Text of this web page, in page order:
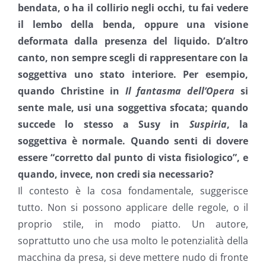
bendata, o ha il collirio negli occhi, tu fai vedere
il lembo della benda, oppure una visione
deformata dalla presenza del liquido. D’altro
canto, non sempre scegli di rappresentare con la
soggettiva uno stato interiore. Per esempio,
quando Christine in Il fantasma dell’Opera si
sente male, usi una soggettiva sfocata; quando
succede lo stesso a Susy in Suspiria, la
soggettiva è normale. Quando senti di dovere
essere “corretto dal punto di vista fisiologico”, e
quando, invece, non credi sia necessario?
Il contesto è la cosa fondamentale, suggerisce
tutto. Non si possono applicare delle regole, o il
proprio stile, in modo piatto. Un autore,
soprattutto uno che usa molto le potenzialità della
macchina da presa, si deve mettere nudo di fronte